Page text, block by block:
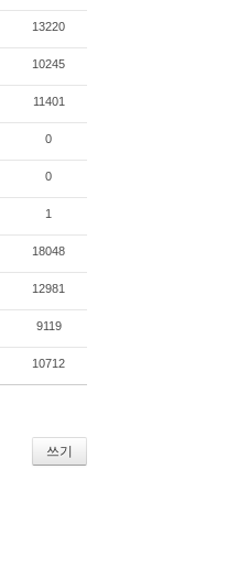
13220
10245
11401
0
0
1
18048
12981
9119
10712
쓰기